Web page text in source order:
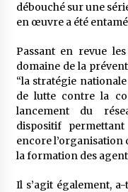
débouché sur une
en œuvre a été
Passant en revue
domaine de la
“la stratégie
de lutte contre la
lancement du
dispositif
encore l’organisation
la formation des
Il s’agit également,